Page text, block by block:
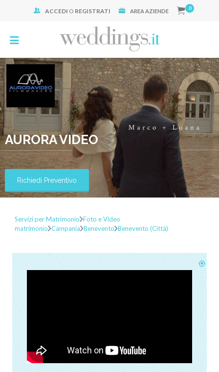
ACCEDI O REGISTRATI AREA AZIENDE 0
AURORA VIDEO
Richiedi Preventivo
Servizi per Matrimonio Foto e Video
matrimonio Campania Benevento Benevento (Città)